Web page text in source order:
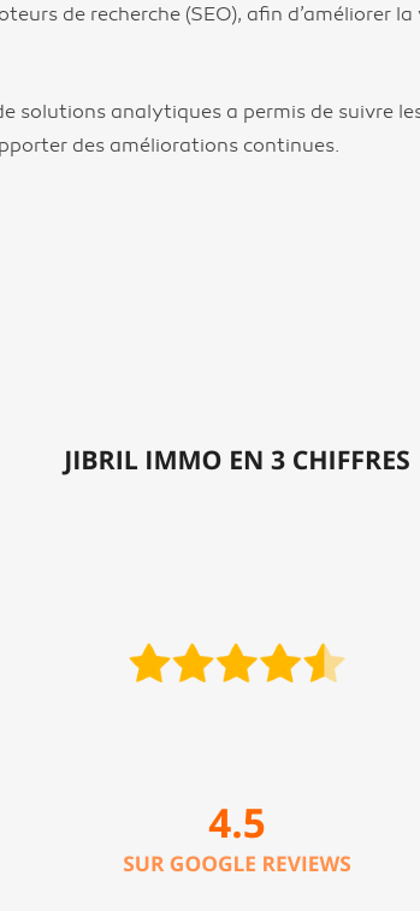
de recherche (SEO), afin d’améliorer
solutions analytiques a permis de suivre
des améliorations continues.